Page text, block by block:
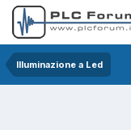
Illuminazione a Led